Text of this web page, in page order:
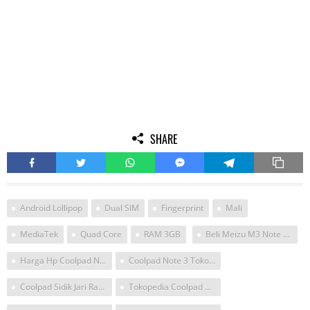
SHARE
Android Lollipop Dual SIM Fingerprint Mali
MediaTek Quad Core RAM 3GB Beli Meizu M3 Note Tokopedia
Harga Hp Coolpad Note 3 Lite Indonesia Coolpad Note 3 Tokopedia
Coolpad Sidik Jari Ram 3 Gb Tokopedia Coolpad Note 3